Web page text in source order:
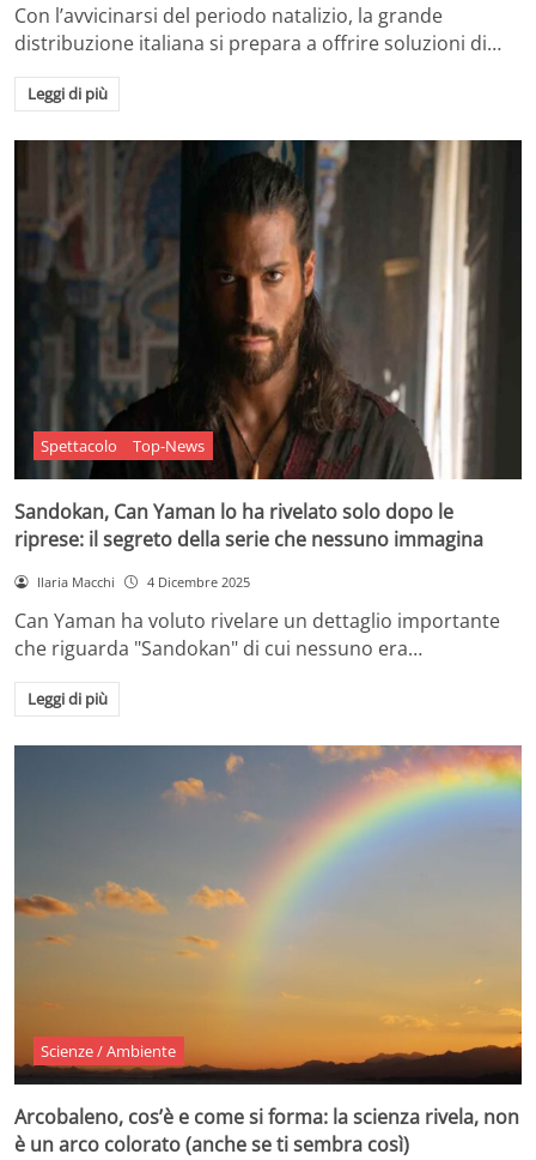
Con l’avvicinarsi del periodo natalizio, la grande
distribuzione italiana si prepara a offrire soluzioni di…
Leggi di più
Spettacolo Top-News
Sandokan, Can Yaman lo ha rivelato solo dopo le
riprese: il segreto della serie che nessuno immagina
Ilaria Macchi 4 Dicembre 2025
Can Yaman ha voluto rivelare un dettaglio importante
che riguarda "Sandokan" di cui nessuno era…
Leggi di più
Scienze / Ambiente
Arcobaleno, cos’è e come si forma: la scienza rivela, non
è un arco colorato (anche se ti sembra così)